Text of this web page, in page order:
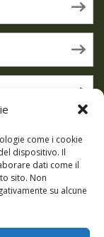
come i cookie
dispositivo. Il
dati come il
sito. Non
su alcune